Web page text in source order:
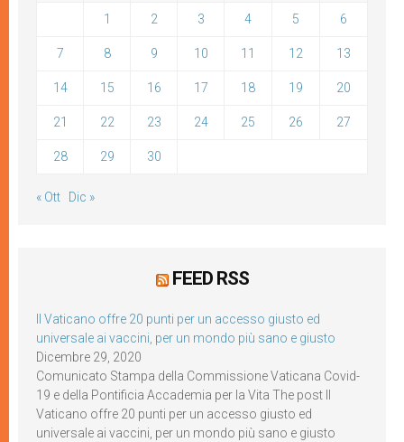
1 2 3 4 5 6
7 8 9 10 11 12 13
14 15 16 17 18 19 20
21 22 23 24 25 26 27
28 29 30
« Ott Dic »
FEED RSS
Il Vaticano offre 20 punti per un accesso giusto ed
universale ai vaccini, per un mondo più sano e giusto
Dicembre 29, 2020
Comunicato Stampa della Commissione Vaticana Covid-
19 e della Pontificia Accademia per la Vita The post Il
Vaticano offre 20 punti per un accesso giusto ed
universale ai vaccini, per un mondo più sano e giusto